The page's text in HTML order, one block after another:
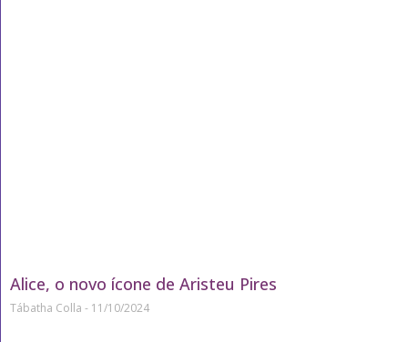
Alice, o novo ícone de Aristeu Pires
Tábatha Colla 11/10/2024